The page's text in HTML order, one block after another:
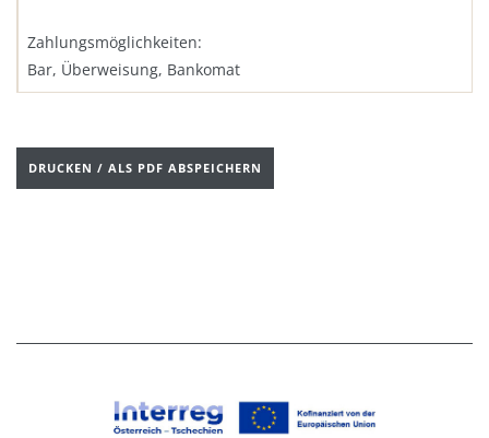
Zahlungsmöglichkeiten:
Bar, Überweisung, Bankomat
DRUCKEN / ALS PDF ABSPEICHERN